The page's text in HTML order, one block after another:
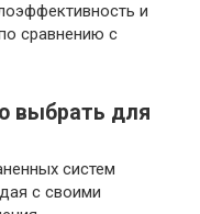
и
сравнению с
выбрать для
систем
с своими